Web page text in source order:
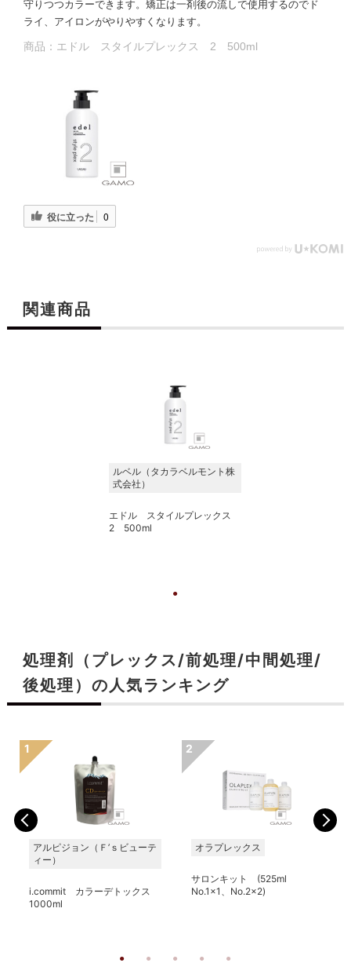
守りつつカラーできます。矯正は一剤後の流しで使用するのでド
ライ、アイロンがやりやすくなります。
商品： エドル スタイルプレックス 2 500ml
役に立った 0
関連商品
ルベル（タカラベルモント株
式会社）
エドル スタイルプレックス
2 500ml
処理剤（プレックス/前処理/中間処理/
後処理）の人気ランキング
アルピジョン（Ｆ’ｓビューテ
ィー）
i.commit カラーデトックス
1000ml
オラプレックス
サロンキット (525ml
No.1x1、No.2x2)